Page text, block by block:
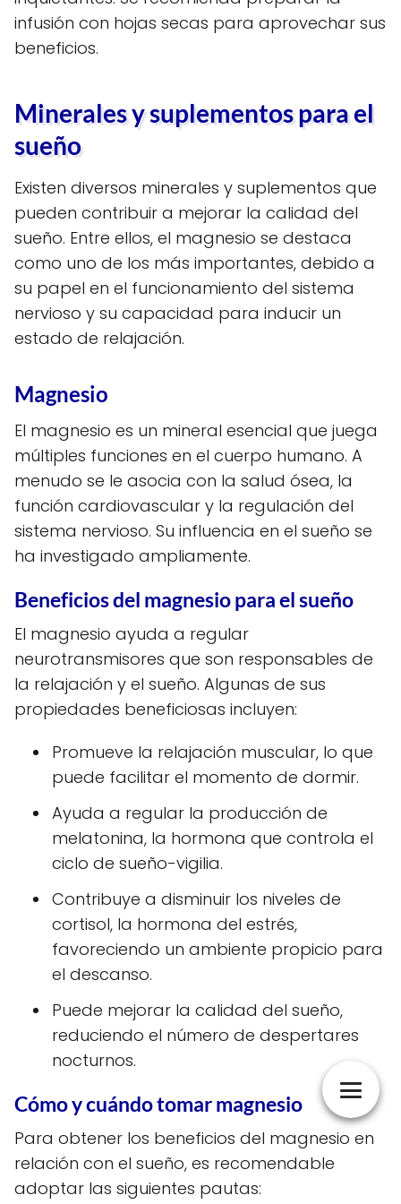
infusión con hojas secas para aprovechar sus
beneficios.
Minerales y suplementos para el
sueño
Existen diversos minerales y suplementos que
pueden contribuir a mejorar la calidad del
sueño. Entre ellos, el magnesio se destaca
como uno de los más importantes, debido a
su papel en el funcionamiento del sistema
nervioso y su capacidad para inducir un
estado de relajación.
Magnesio
El magnesio es un mineral esencial que juega
múltiples funciones en el cuerpo humano. A
menudo se le asocia con la salud ósea, la
función cardiovascular y la regulación del
sistema nervioso. Su influencia en el sueño se
ha investigado ampliamente.
Beneficios del magnesio para el sueño
El magnesio ayuda a regular
neurotransmisores que son responsables de
la relajación y el sueño. Algunas de sus
propiedades beneficiosas incluyen:
Promueve la relajación muscular, lo que
puede facilitar el momento de dormir.
Ayuda a regular la producción de
melatonina, la hormona que controla el
ciclo de sueño-vigilia.
Contribuye a disminuir los niveles de
cortisol, la hormona del estrés,
favoreciendo un ambiente propicio para
el descanso.
Puede mejorar la calidad del sueño,
reduciendo el número de despertares
nocturnos.
Cómo y cuándo tomar magnesio
Para obtener los beneficios del magnesio en
relación con el sueño, es recomendable
adoptar las siguientes pautas: